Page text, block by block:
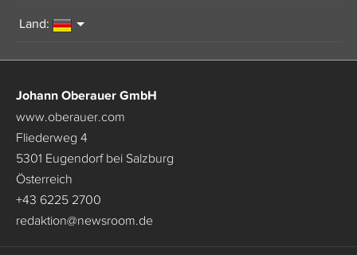
Land:
Johann Oberauer GmbH
www.oberauer.com
Fliederweg 4
5301 Eugendorf bei Salzburg
Österreich
+43 6225 2700
redaktion@newsroom.de